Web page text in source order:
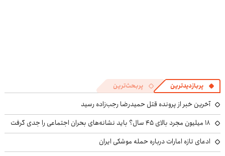
پربازدیدترین پربحث‌ترین
آخرین خبر از پرونده قتل حمیدرضا رجب‌زاده رسید
۱۸ میلیون مجرد بالای ۴۵ سال؟ باید نشانه‌های بحران اجتماعی را جدی گرفت
ادعای تازه امارات درباره حمله موشکی ایران